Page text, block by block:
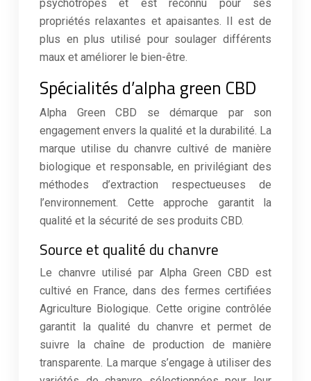
psychotropes et est reconnu pour ses
propriétés relaxantes et apaisantes. Il est de
plus en plus utilisé pour soulager différents
maux et améliorer le bien-être.
Spécialités d’alpha green CBD
Alpha Green CBD se démarque par son
engagement envers la qualité et la durabilité. La
marque utilise du chanvre cultivé de manière
biologique et responsable, en privilégiant des
méthodes d’extraction respectueuses de
l’environnement. Cette approche garantit la
qualité et la sécurité de ses produits CBD.
Source et qualité du chanvre
Le chanvre utilisé par Alpha Green CBD est
cultivé en France, dans des fermes certifiées
Agriculture Biologique. Cette origine contrôlée
garantit la qualité du chanvre et permet de
suivre la chaîne de production de manière
transparente. La marque s’engage à utiliser des